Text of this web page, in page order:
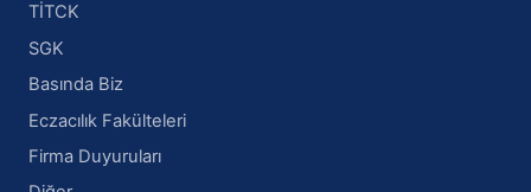
TİTCK
SGK
Basında Biz
Eczacılık Fakülteleri
Firma Duyuruları